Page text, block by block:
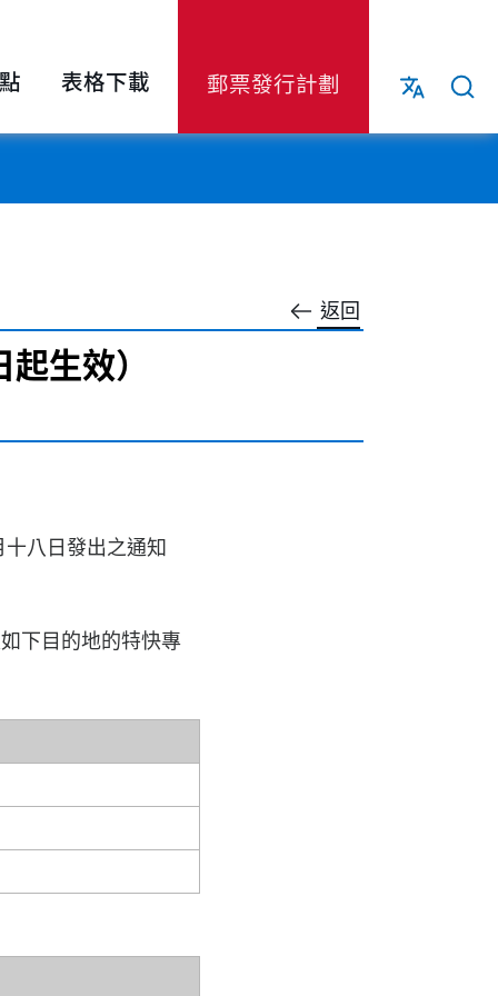
表格下載 郵票發行計劃
返回
生效）
八日發出之通知
下目的地的特快專